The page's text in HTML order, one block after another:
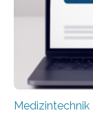
einbeziehen,
Einfluss
Medizintechnik